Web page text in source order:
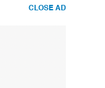
CLOSE AD